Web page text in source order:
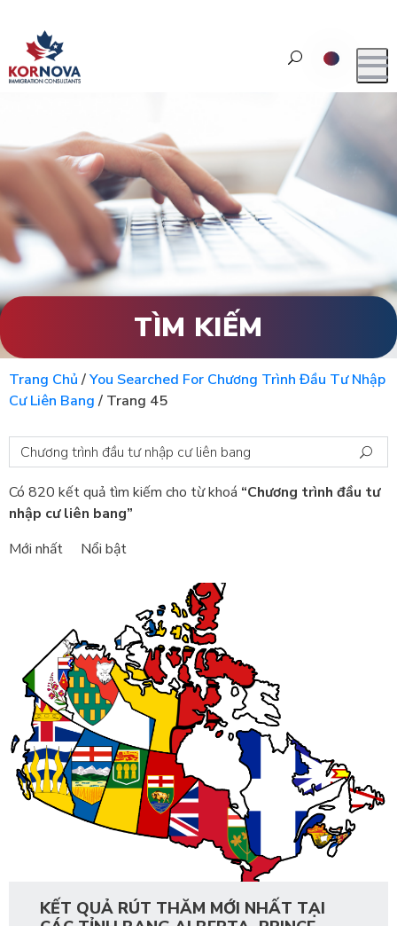
TÌM KIẾM
Trang Chủ/You Searched For Chương Trình Đầu Tư Nhập
Cư Liên Bang/ Trang 45
Có 820 kết quả tìm kiếm cho từ khoá “Chương trình đầu tư
nhập cư liên bang”
Mới nhất
Nổi bật
KẾT QUẢ RÚT THĂM MỚI NHẤT TẠI